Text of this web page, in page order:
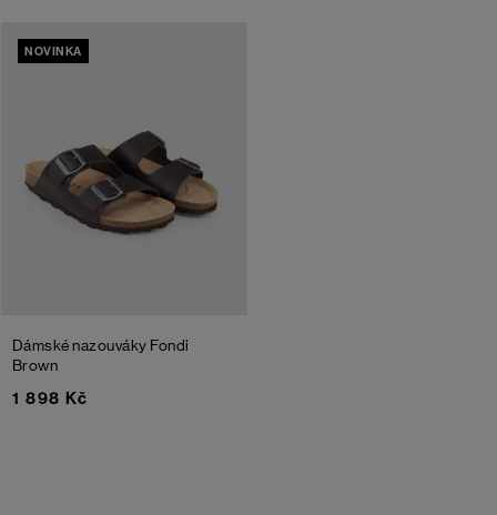
NOVINKA
Dámské nazouváky Fondi
Brown
1 898 Kč